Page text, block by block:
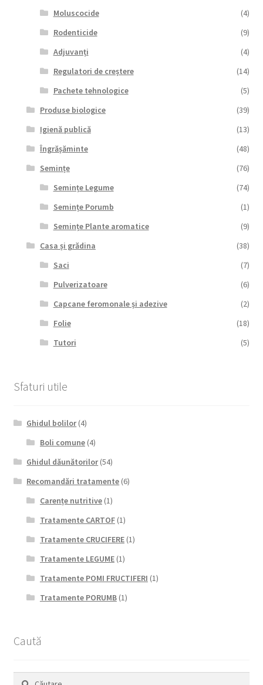
Moluscocide
(4)
Rodenticide
(9)
Adjuvanți
(4)
Regulatori de creștere
(14)
Pachete tehnologice
(5)
Produse biologice
(39)
Igienă publică
(13)
Îngrășăminte
(48)
Semințe
(76)
Semințe Legume
(74)
Semințe Porumb
(1)
Semințe Plante aromatice
(9)
Casa și grădina
(38)
Saci
(7)
Pulverizatoare
(6)
Capcane feromonale și adezive
(2)
Folie
(18)
Tutori
(5)
Sfaturi utile
Ghidul bolilor(4)
Boli comune(4)
Ghidul dăunătorilor(54)
Recomandări tratamente (6)
Carențe nutritive(1)
Tratamente CARTOF(1)
Tratamente CRUCIFERE(1)
Tratamente LEGUME(1)
Tratamente POMI FRUCTIFERI (1)
Tratamente PORUMB(1)
Caută
Caută